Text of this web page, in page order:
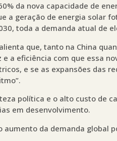
da nova capacidade de
a geração de energia solar
toda a demanda atual de
que, tanto na China
a eficiência com que essa
e se as expansões das
política e o alto custo de
em desenvolvimento.
aumento da demanda global